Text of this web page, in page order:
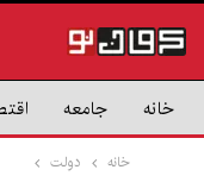
خانه جامعه
خانه
دولت